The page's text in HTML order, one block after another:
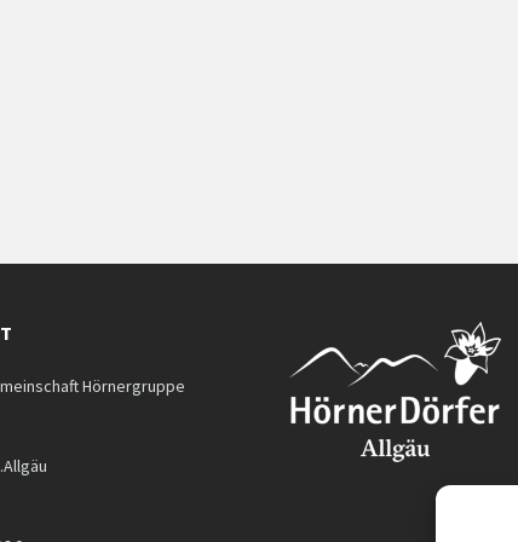
Hörnergruppe